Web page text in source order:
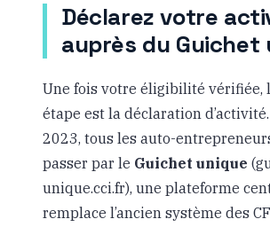
Déclarez votre
auprès du Guichet
Une fois votre éligibilité vérifiée,
étape est la déclaration
2023, tous les auto-
passer par le Guichet unique
unique.cci.fr), une plateforme
remplace l’ancien système des